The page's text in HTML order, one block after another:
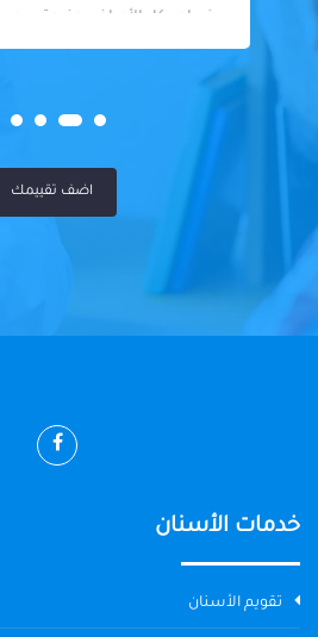
في احد كل الأمراض عندوة سوي سيه
اضف تقييمك
خدمات الأسنان
تقويم الأسنان